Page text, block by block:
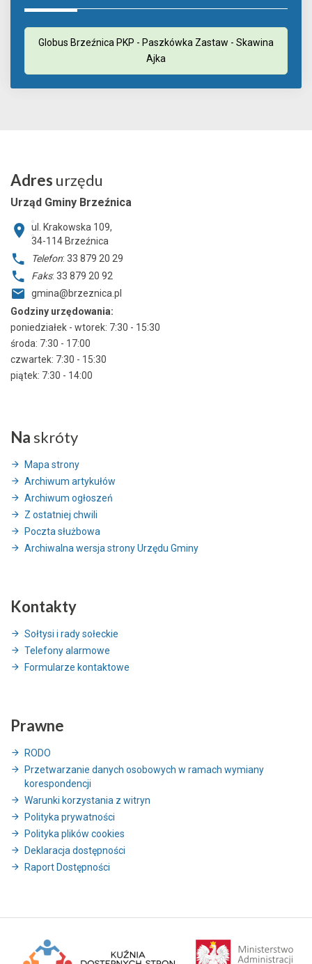
Globus Brzeźnica PKP - Paszkówka Zastaw - Skawina
Ajka
Adres urzędu
Urząd Gminy Brzeźnica
ul. Krakowska 109,
34-114 Brzeźnica
Telefon: 33 879 20 29
Faks: 33 879 20 92
gmina@brzeznica.pl
Godziny urzędowania:
poniedziałek - wtorek: 7:30 - 15:30
środa: 7:30 - 17:00
czwartek: 7:30 - 15:30
piątek: 7:30 - 14:00
Na skróty
Mapa strony
Archiwum artykułów
Archiwum ogłoszeń
Z ostatniej chwili
Poczta służbowa
Archiwalna wersja strony Urzędu Gminy
Kontakty
Sołtysi i rady sołeckie
Telefony alarmowe
Formularze kontaktowe
Prawne
RODO
Przetwarzanie danych osobowych w ramach wymiany
korespondencji
Warunki korzystania z witryn
Polityka prywatności
Polityka plików cookies
Deklaracja dostępności
Raport Dostępności